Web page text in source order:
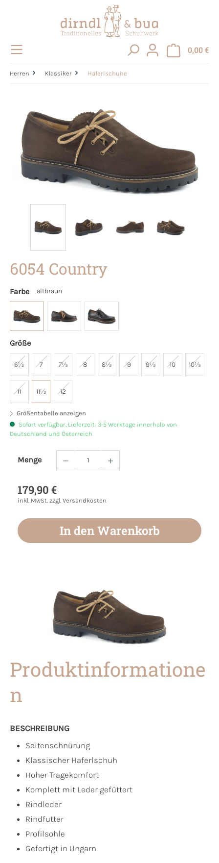
0,00 €
Herren Klassiker Haferlschuhe
6054 Country
Farbe altbraun
Größe
6½ 7 7½ 8 8½ 9 9½ 10 10½
11 11½ 12
Größentabelle anzeigen
Sofort verfügbar, Lieferzeit: 3-5 Werktage innerhalb von
Deutschland und Österreich
Menge
Produkt Anzahl: Gib den gewünschten
179,90 €
inkl. MwSt. zzgl. Versandkosten
In den Warenkorb
Produktinformatione
n
BESCHREIBUNG
Seitenschnürung
Klassischer Haferlschuh
Hoher Tragekomfort
Komplett mit Leder gefüttert
Rindleder
Rindfutter
Profilsohle
Gefertigt in Ungarn